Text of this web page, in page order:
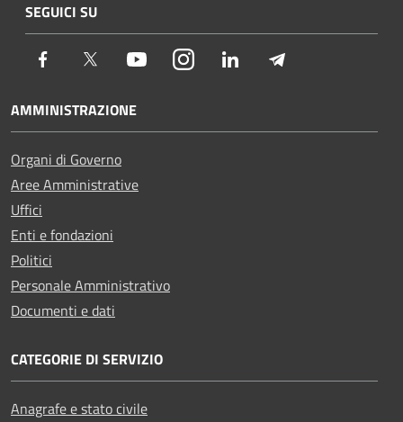
SEGUICI SU
Facebook Twitter YoutubeInstagramLinkedIn
AMMINISTRAZIONE
Organi di Governo
Aree Amministrative
Uffici
Enti e fondazioni
Politici
Personale Amministrativo
Documenti e dati
CATEGORIE DI SERVIZIO
Anagrafe e stato civile